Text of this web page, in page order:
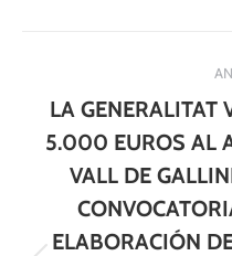
entre
LA GENERALITAT
5.000 EUROS AL
VALL DE
ELABORACIÓN